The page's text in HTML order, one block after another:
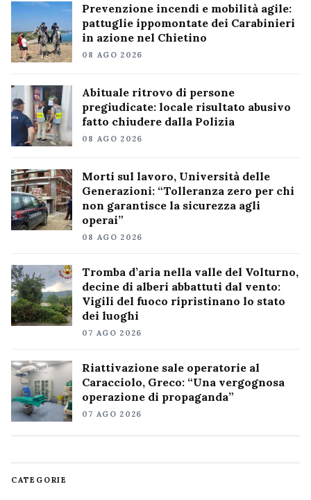
Prevenzione incendi e mobilità agile:
pattuglie ippomontate dei Carabinieri
in azione nel Chietino
08 AGO 2026
Abituale ritrovo di persone
pregiudicate: locale risultato abusivo
fatto chiudere dalla Polizia
08 AGO 2026
Morti sul lavoro, Università delle
Generazioni: “Tolleranza zero per chi
non garantisce la sicurezza agli
operai”
08 AGO 2026
Tromba d’aria nella valle del Volturno,
decine di alberi abbattuti dal vento:
Vigili del fuoco ripristinano lo stato
dei luoghi
07 AGO 2026
Riattivazione sale operatorie al
Caracciolo, Greco: “Una vergognosa
operazione di propaganda”
07 AGO 2026
CATEGORIE